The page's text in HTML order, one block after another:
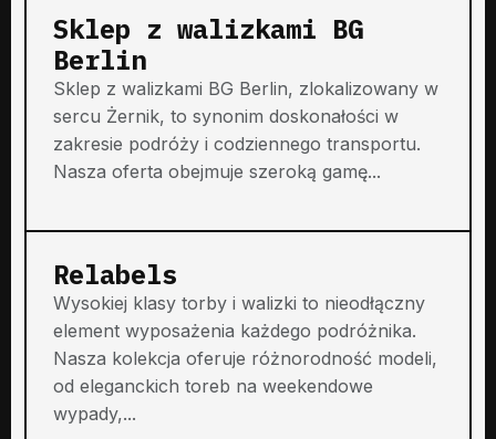
Sklep z walizkami BG
Berlin
Sklep z walizkami BG Berlin, zlokalizowany w
sercu Żernik, to synonim doskonałości w
zakresie podróży i codziennego transportu.
Nasza oferta obejmuje szeroką gamę...
Relabels
Wysokiej klasy torby i walizki to nieodłączny
element wyposażenia każdego podróżnika.
Nasza kolekcja oferuje różnorodność modeli,
od eleganckich toreb na weekendowe
wypady,...